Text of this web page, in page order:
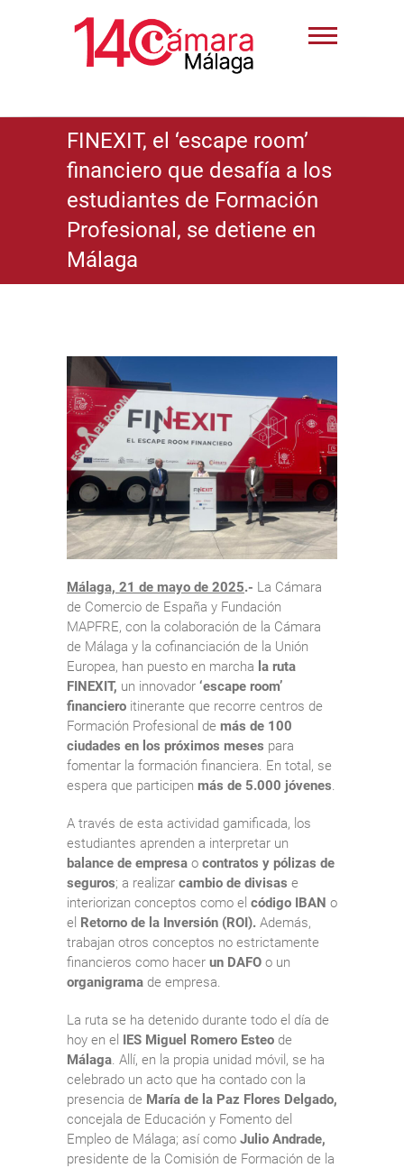
FINEXIT, el ‘escape room’
financiero que desafía a los
estudiantes de Formación
Profesional, se detiene en
Málaga
Málaga, 21 de mayo de 2025.- La Cámara
de Comercio de España y Fundación
MAPFRE, con la colaboración de la Cámara
de Málaga y la cofinanciación de la Unión
Europea, han puesto en marcha la ruta
FINEXIT, un innovador ‘escape room’
financiero itinerante que recorre centros de
Formación Profesional de más de 100
ciudades en los próximos meses para
fomentar la formación financiera. En total, se
espera que participen más de 5.000 jóvenes.
A través de esta actividad gamificada, los
estudiantes aprenden a interpretar un
balance de empresa o contratos y pólizas de
seguros; a realizar cambio de divisas e
interiorizan conceptos como el código IBAN o
el Retorno de la Inversión (ROI). Además,
trabajan otros conceptos no estrictamente
financieros como hacer un DAFO o un
organigrama de empresa.
La ruta se ha detenido durante todo el día de
hoy en el IES Miguel Romero Esteo de
Málaga. Allí, en la propia unidad móvil, se ha
celebrado un acto que ha contado con la
presencia de María de la Paz Flores Delgado,
concejala de Educación y Fomento del
Empleo de Málaga; así como Julio Andrade,
presidente de la Comisión de Formación de la